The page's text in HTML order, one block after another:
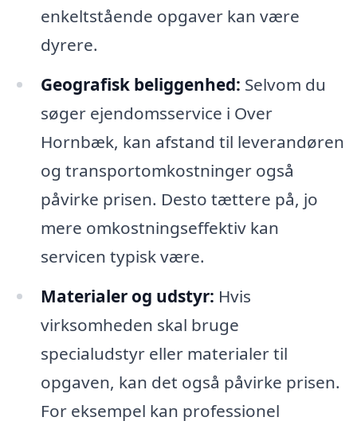
enkeltstående opgaver kan være
dyrere.
Geografisk beliggenhed: Selvom du
søger ejendomsservice i Over
Hornbæk, kan afstand til leverandøren
og transportomkostninger også
påvirke prisen. Desto tættere på, jo
mere omkostningseffektiv kan
servicen typisk være.
Materialer og udstyr: Hvis
virksomheden skal bruge
specialudstyr eller materialer til
opgaven, kan det også påvirke prisen.
For eksempel kan professionel